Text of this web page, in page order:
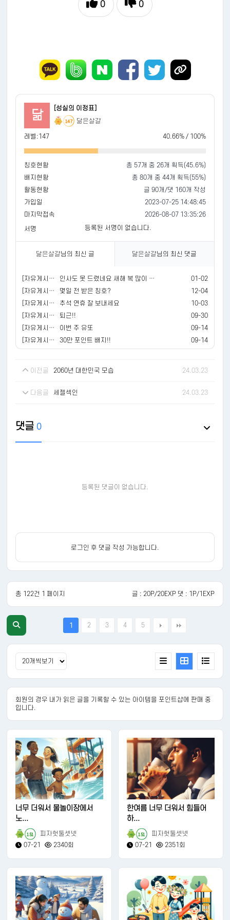
0 0
닮
[성실의 이정표]
147 닮은살걀
레벨:147 40.66% / 100%
칭호현황
총 57개 중 26개 획득(45.6%)
배지현황
총 80개 중 44개 획득(55%)
활동현황
글 90개/댓 160개 작성
가입일
2023-07-25 14:48:45
마지막접속
2026-08-07 13:35:26
서명
등록된 서명이 없습니다.
닮은살걀님의 최신 글 닮은살걀님의 최신 댓글
[자유게시판] 인사도 못 드렸네요 새해 복 많이 받으세요
01-02
[자유게시판]
몇일 전 받은 칭호?
12-04
[자유게시판]
추석 연휴 잘 보내세요
10-03
[자유게시판]
퇴근!!
09-30
[자유게시판]
이번 주 유또
09-14
[자유게시판]
30만 포인트 배지!! 09-14
이전글 2060년 대한민국 모습 24.03.23
다음글 세젤섹인 24.03.23
댓글 0
등록된 댓글이 없습니다.
로그인 후 댓글 작성 가능합니다.
총 122건 1 페이지 글 : 20P/20EXP 댓 : 1P/1EXP
1 2 3 4 5
회원의 경우 내가 읽은 글을 기록할 수 있는 아이템을 포인트샵에 판매 중
입니다.
너무 더워서 물놀이장에서
노...
151
피자헛둘셋넷
07-21
2340회
한여름 너무 더워서 힘들어
하...
151
피자헛둘셋넷
07-21
2351회